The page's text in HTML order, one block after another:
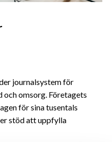
journalsystem för
omsorg. Företagets
för sina tusentals
stöd att uppfylla